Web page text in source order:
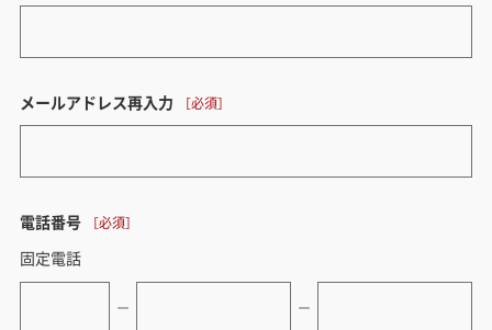
メールアドレス再入力
電話番号
固定電話
ー ー